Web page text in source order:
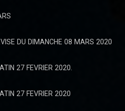
DU DIMANCHE 08 MARS 2020
27 FEVRIER 2020.
27 FEVRIER 2020